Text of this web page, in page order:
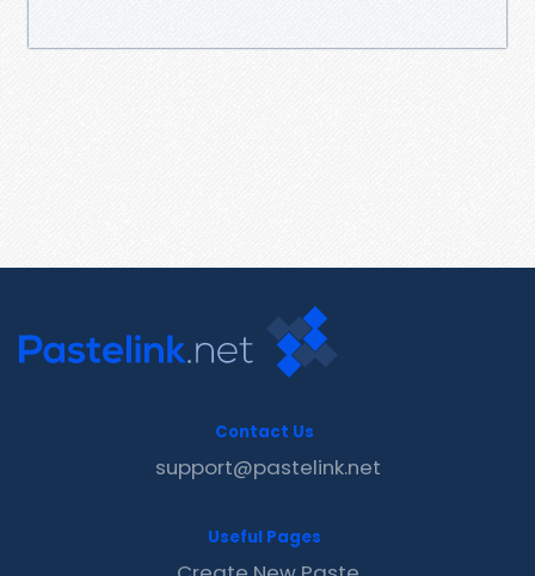
Contact Us
support@pastelink.net
Useful Pages